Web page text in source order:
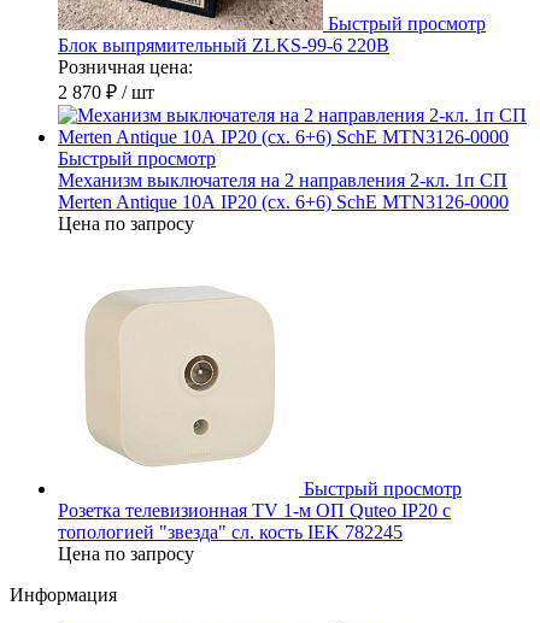
Быстрый просмотр
Блок выпрямительный ZLKS-99-6 220В
Розничная цена:
2 870 ₽ / шт
Быстрый просмотр
Механизм выключателя на 2 направления 2-кл. 1п СП
Merten Antique 10А IP20 (сх. 6+6) SchE MTN3126-0000
Цена по запросу
Быстрый просмотр
Розетка телевизионная TV 1-м ОП Quteo IP20 с
топологией "звезда" сл. кость IEK 782245
Цена по запросу
Информация